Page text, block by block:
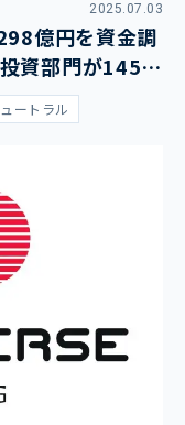
2025.07.03
億円を資金調
資部門が145億
ートラル